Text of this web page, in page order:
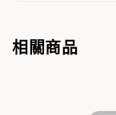
相關商品